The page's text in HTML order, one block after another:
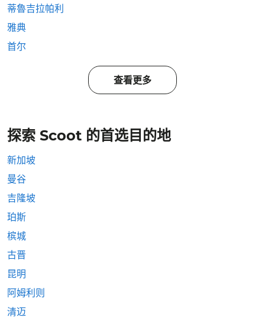
蒂魯吉拉帕利
雅典
首尔
查看更多
探索 Scoot 的首选目的地
新加坡
曼谷
吉隆坡
珀斯
槟城
古晋
昆明
阿姆利则
清迈